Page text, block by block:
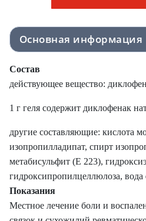
Основная информация
Состав
действующее вещество:
1 г геля содержит диклофенак
другие составляющие: кислота
изопропилладипат, спирт
метабисульфит (Е 223),
гидроксипропилцеллюлоза,
Показания
Местное лечение боли и